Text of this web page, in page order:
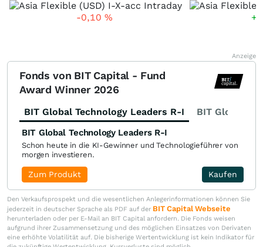
-0,10 %
Anzeige
Fonds von BIT Capital - Fund
Award Winner 2026
BIT Global Technology Leaders R-I BIT Global
BIT Global Technology Leaders R-I
Schon heute in die KI-Gewinner und Technologieführer von
morgen investieren.
Kaufen
Zum Produkt
Den Verkaufsprospekt und die wesentlichen Anlegerinformationen können Sie
jederzeit in deutscher Sprache als PDF auf der BIT Capital Webseite
herunterladen oder per E-Mail an BIT Capital anfordern. Die Fonds weisen
aufgrund ihrer Zusammensetzung und des möglichen Einsatzes von Derivaten
eine erhöhte Volatilität auf. Die bisherige Wertentwicklung ist kein Indikator für